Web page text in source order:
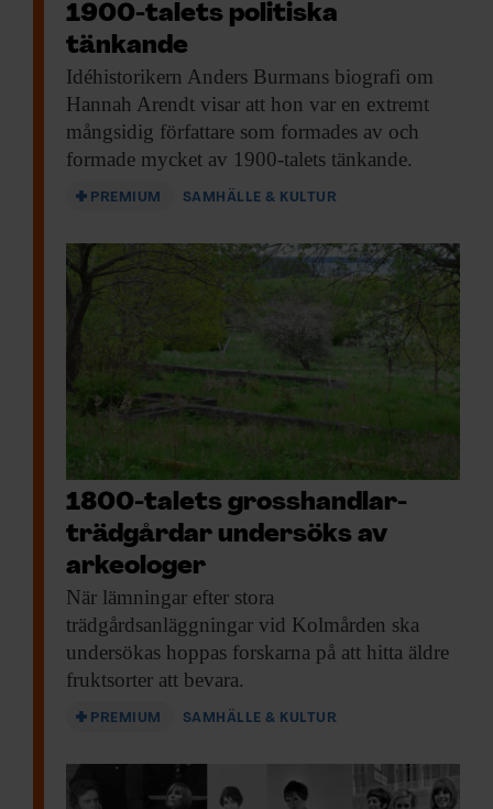
1900-talets politiska
tänkande
Idéhistorikern Anders Burmans biografi om
Hannah Arendt visar att hon var en extremt
mångsidig författare som formades av och
formade mycket av 1900-talets tänkande.
PREMIUM SAMHÄLLE & KULTUR
1800-talets gross­handlar­
trädgårdar undersöks av
arkeologer
När lämningar efter stora
trädgårdsanläggningar vid Kolmården ska
undersökas hoppas forskarna på att hitta äldre
fruktsorter att bevara.
PREMIUM SAMHÄLLE & KULTUR